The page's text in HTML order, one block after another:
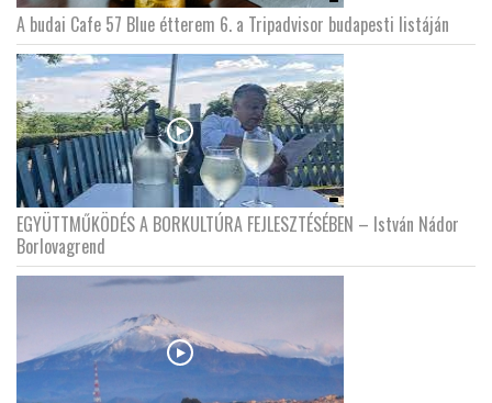
A budai Cafe 57 Blue étterem 6. a Tripadvisor budapesti listáján
EGYÜTTMŰKÖDÉS A BORKULTÚRA FEJLESZTÉSÉBEN – István Nádor
Borlovagrend